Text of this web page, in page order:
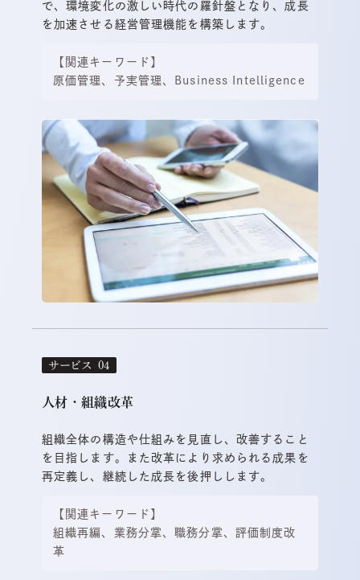
で、環境変化の激しい時代の羅針盤となり、成長
を加速させる経営管理機能を構築します。
【関連キーワード】
原価管理、予実管理、Business Intelligence
サービス
人材・組織改革
組織全体の構造や仕組みを見直し、改善すること
を目指します。また改革により求められる成果を
再定義し、継続した成長を後押しします。
【関連キーワード】
組織再編、業務分掌、職務分掌、評価制度改
革